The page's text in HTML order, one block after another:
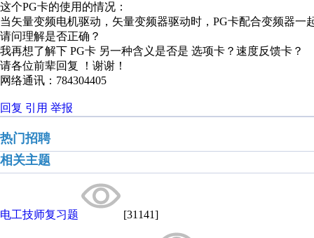
这个PG卡的使用的情况：
当矢量变频电机驱动，矢量变频器驱动时，PG卡配合变频器一
请问理解是否正确？
我再想了解下 PG卡 另一种含义是否是 选项卡？速度反馈卡？
请各位前辈回复 ！谢谢！
网络通讯：784304405
回复 引用 举报
热门招聘
相关主题
电工技师复习题 [31141]